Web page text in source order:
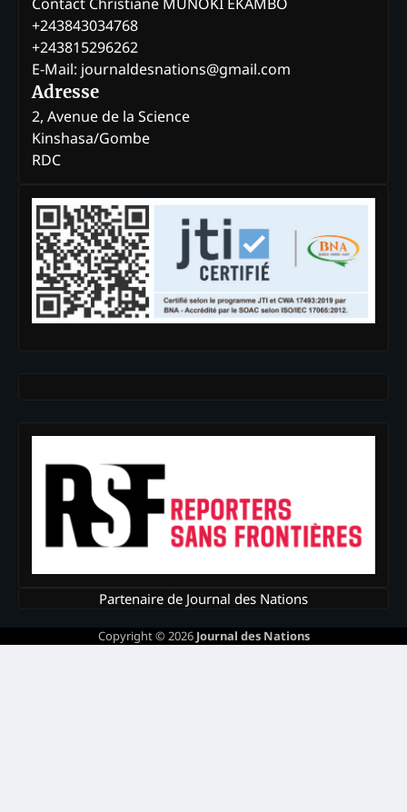
+243843034768
+243815296262
E-Mail: journaldesnations@gmail.com
Adresse
2, Avenue de la Science
Kinshasa/Gombe
RDC
Partenaire de Journal des Nations
Copyright © 2026 Journal des Nations